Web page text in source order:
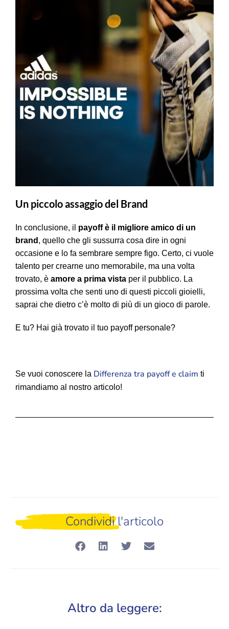
Un piccolo assaggio del Brand
In conclusione, il payoff è il migliore amico di un
brand , quello che gli sussurra cosa dire in ogni
occasione e lo fa sembrare sempre figo. Certo, ci vuole
talento per crearne uno memorabile, ma una volta
trovato, è amore a prima vista per il pubblico. La
prossima volta che senti uno di questi piccoli gioielli,
saprai che dietro c’è molto di più di un gioco di parole.
E tu? Hai già trovato il tuo payoff personale?
Se vuoi conoscere la Differenza tra payoff e claim ti
rimandiamo al nostro articolo!
Condividi l'articolo
Altro da leggere: